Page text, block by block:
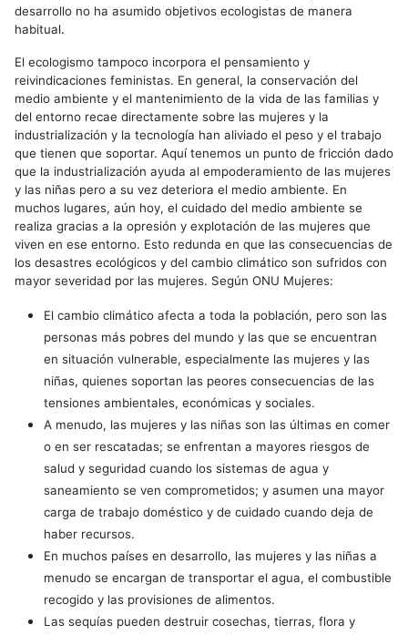
desarrollo no ha asumido objetivos ecologistas de manera
habitual.
El ecologismo tampoco incorpora el pensamiento y
reivindicaciones feministas. En general, la conservación del
medio ambiente y el mantenimiento de la vida de las familias y
del entorno recae directamente sobre las mujeres y la
industrialización y la tecnología han aliviado el peso y el trabajo
que tienen que soportar. Aquí tenemos un punto de fricción dado
que la industrialización ayuda al empoderamiento de las mujeres
y las niñas pero a su vez deteriora el medio ambiente. En
muchos lugares, aún hoy, el cuidado del medio ambiente se
realiza gracias a la opresión y explotación de las mujeres que
viven en ese entorno. Esto redunda en que las consecuencias de
los desastres ecológicos y del cambio climático son sufridos con
mayor severidad por las mujeres. Según ONU Mujeres:
El cambio climático afecta a toda la población, pero son las
personas más pobres del mundo y las que se encuentran
en situación vulnerable, especialmente las mujeres y las
niñas, quienes soportan las peores consecuencias de las
tensiones ambientales, económicas y sociales.
A menudo, las mujeres y las niñas son las últimas en comer
o en ser rescatadas; se enfrentan a mayores riesgos de
salud y seguridad cuando los sistemas de agua y
saneamiento se ven comprometidos; y asumen una mayor
carga de trabajo doméstico y de cuidado cuando deja de
haber recursos.
En muchos países en desarrollo, las mujeres y las niñas a
menudo se encargan de transportar el agua, el combustible
recogido y las provisiones de alimentos.
Las sequías pueden destruir cosechas, tierras, flora y